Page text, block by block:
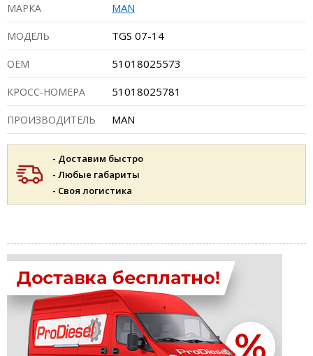
МАРКА MAN
МОДЕЛЬ TGS 07-14
ОЕМ 51018025573
КРОСС-НОМЕРА 51018025781
ПРОИЗВОДИТЕЛЬ MAN
- Доставим быстро
- Любые габариты
- Своя логистика